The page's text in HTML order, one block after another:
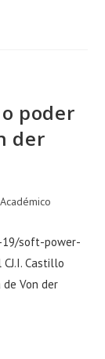
poder
der
19/soft-power-
Castillo
Von der